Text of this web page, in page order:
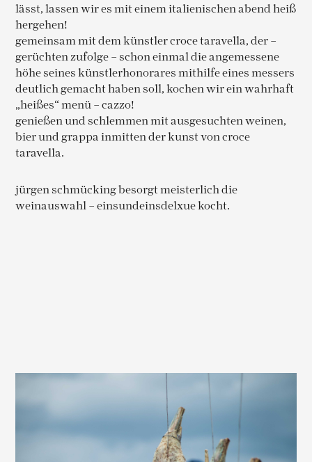
lässt, lassen wir es mit einem italienischen abend heiß
hergehen!
gemeinsam mit dem künstler croce taravella, der –
gerüchten zufolge – schon einmal die angemessene
höhe seines künstlerhonorares mithilfe eines messers
deutlich gemacht haben soll, kochen wir ein wahrhaft
„heißes“ menü – cazzo!
genießen und schlemmen mit ausgesuchten weinen,
bier und grappa inmitten der kunst von croce
taravella.
jürgen schmücking besorgt meisterlich die
weinauswahl – einsundeinsdelxue kocht.